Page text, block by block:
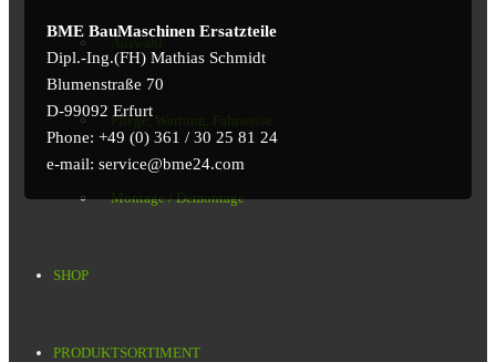
Auswahl
Pflege, Wartung, Fahrweise
Montage / Demontage
SHOP
PRODUKTSORTIMENT
BME BauMaschinen Ersatzteile
Dipl.-Ing.(FH) Mathias Schmidt
Blumenstraße 70
D-99092 Erfurt
Phone: +49 (0) 361 / 30 25 81 24
e-mail: service@bme24.com